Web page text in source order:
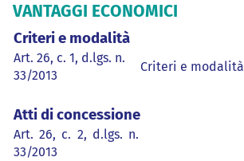
VANTAGGI ECONOMICI
Criteri e modalità
Art. 26, c. 1, d.lgs. n.
33/2013
Criteri e modalità
Atti di concessione
Art. 26, c. 2, d.lgs. n.
33/2013